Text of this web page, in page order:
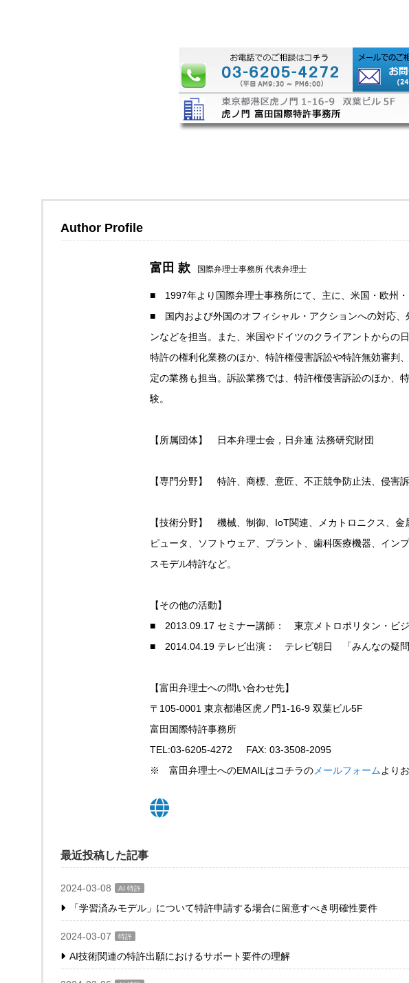
Author Profile
富田 款 国際弁理士事務所 代表弁理士
■ 1997年より国際弁理士事務所にて、主に、米国・欧州・
■ 国内および外国のオフィシャル・アクションへの対応、
ンなどを担当。また、米国やドイツのクライアントからの
特許の権利化業務のほか、特許権侵害訴訟や特許無効審判
定の業務も担当。訴訟業務では、特許権侵害訴訟のほか、
験。
【所属団体】 日本弁理士会，日弁連 法務研究財団
【専門分野】 特許、商標、意匠、不正競争防止法、侵害
【技術分野】 機械、制御、IoT関連、メカトロニクス、
ピュータ、ソフトウェア、プラント、歯科医療機器、イン
スモデル特許など。
【その他の活動】
■ 2013.09.17 セミナー講師： 東京メトロポリタン・ビ
■ 2014.04.19 テレビ出演： テレビ朝日 「みんなの疑問
【富田弁理士への問い合わせ先】
〒105-0001 東京都港区虎ノ門1-16-9 双葉ビル5F
富田国際特許事務所
TEL:03-6205-4272 FAX: 03-3508-2095
※ 富田弁理士へのEMAILはコチラの メールフォームより
最近投稿した記事
2024-03-08 AI 特許
「学習済みモデル」について特許申請する場合に留意すべき明確性要件
2024-03-07 特許
AI技術関連の特許出願におけるサポート要件の理解